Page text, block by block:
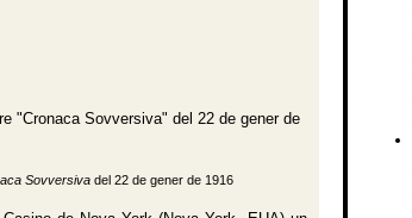
Sovversiva del 22 de gener de 1916